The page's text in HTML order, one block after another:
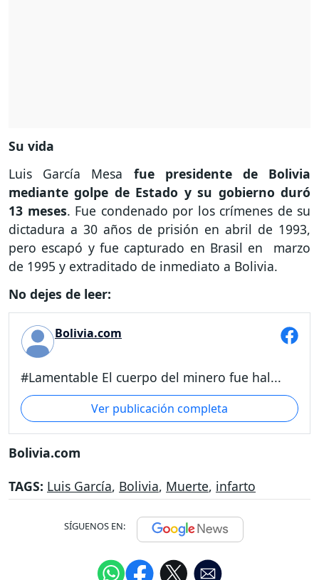
Su vida
Luis García Mesa fue presidente de Bolivia
mediante golpe de Estado y su gobierno duró
13 meses. Fue condenado por los crímenes de su
dictadura a 30 años de prisión en abril de 1993,
pero escapó y fue capturado en Brasil en marzo
de 1995 y extraditado de inmediato a Bolivia.
No dejes de leer:
Bolivia.com
#Lamentable El cuerpo del minero fue hal...
Ver publicación completa
Bolivia.com
TAGS: Luis García, Bolivia, Muerte, infarto
SÍGUENOS EN: